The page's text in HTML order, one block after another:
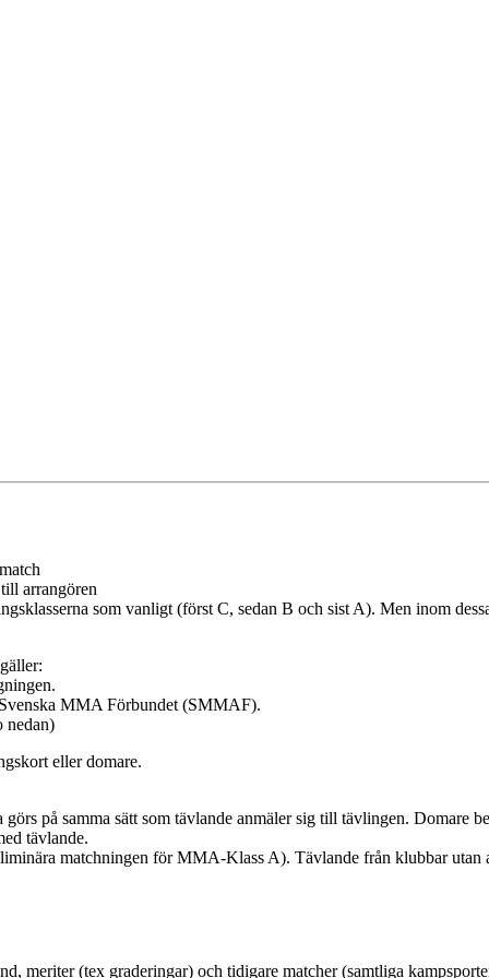
arrangören
som vanligt (först C, sedan B och sist A). Men inom
MMA Förbundet (SMMAF).
nedan)
eller domare.
på samma sätt som tävlande anmäler sig till tävlingen. Domare
tävlande.
matchningen för MMA-Klass A). Tävlande från klubbar
meriter (tex graderingar) och tidigare matcher (samtliga